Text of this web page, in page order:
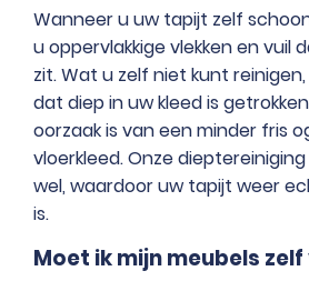
Wanneer u uw tapijt zelf
u oppervlakkige vlekken en vuil
zit. Wat u zelf niet kunt
dat diep in uw kleed is
oorzaak is van een minder fris
vloerkleed. Onze
wel, waardoor uw tapijt weer
is.
Moet ik mijn meubels